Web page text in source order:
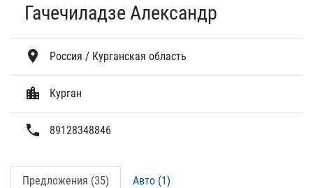
Гачечиладзе Александр
location_on Россия / Курганская область
location_city Курган
phone 89128348846
Предложения (35) Авто (1)